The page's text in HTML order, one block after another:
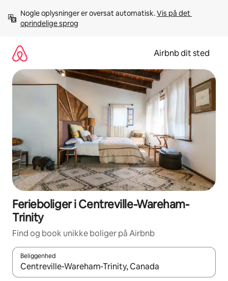
videre
Nogle oplysninger er oversat automatisk. Vis på det
oprindelige sprog
Airbnb dit sted
Ferieboliger i Centreville-Wareham-
Trinity
Find og book unikke boliger på Airbnb
Beliggenhed
Når resultaterne er tilgængelige, skal du navigere med